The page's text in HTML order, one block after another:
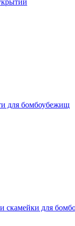
для бомбоубежищ
скамейки для